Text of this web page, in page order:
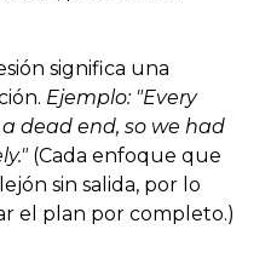
significa una
Ejemplo: "Every
dead end, so we had
(Cada enfoque que
sin salida, por lo
el plan por completo.)